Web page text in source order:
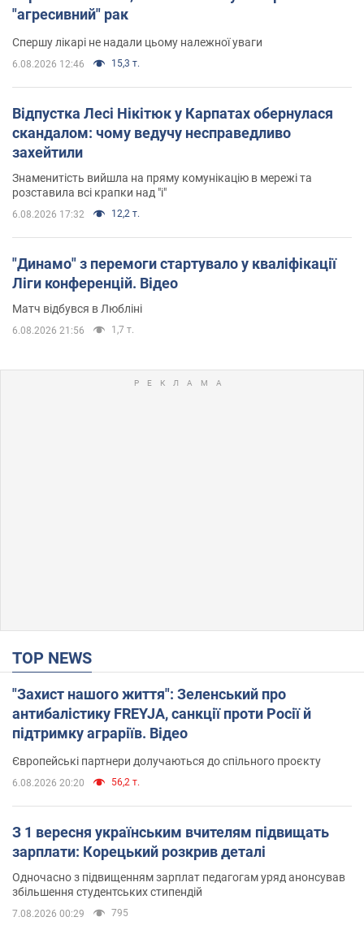
"агресивний" рак
Спершу лікарі не надали цьому належної уваги
6.08.2026 12:46 15,3 т.
Відпустка Лесі Нікітюк у Карпатах обернулася
скандалом: чому ведучу несправедливо
захейтили
Знаменитість вийшла на пряму комунікацію в мережі та
розставила всі крапки над "і"
6.08.2026 17:32 12,2 т.
"Динамо" з перемоги стартувало у кваліфікації
Ліги конференцій. Відео
Матч відбувся в Любліні
6.08.2026 21:56 1,7 т.
TOP NEWS
"Захист нашого життя": Зеленський про
антибалістику FREYJA, санкції проти Росії й
підтримку аграріїв. Відео
Європейські партнери долучаються до спільного проєкту
6.08.2026 20:20 56,2 т.
З 1 вересня українським вчителям підвищать
зарплати: Корецький розкрив деталі
Одночасно з підвищенням зарплат педагогам уряд анонсував
збільшення студентських стипендій
7.08.2026 00:29 795